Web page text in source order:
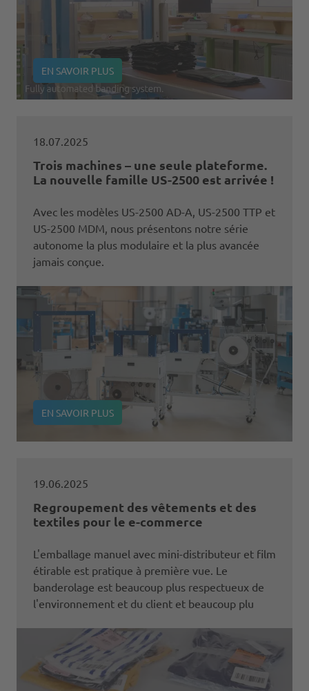
EN SAVOIR PLUS
18.07.2025
Trois machines – une seule plateforme.
La nouvelle famille US-2500 est arrivée !
Avec les modèles US-2500 AD-A, US-2500 TTP et
US-2500 MDM, nous présentons notre série
autonome la plus modulaire et la plus avancée
jamais conçue.
EN SAVOIR PLUS
19.06.2025
Regroupement des vêtements et des
textiles pour le e-commerce
L'emballage manuel avec mini-distributeur et film
étirable est pratique à première vue. Le
banderolage est beaucoup plus respectueux de
l'environnement et du client et beaucoup plu